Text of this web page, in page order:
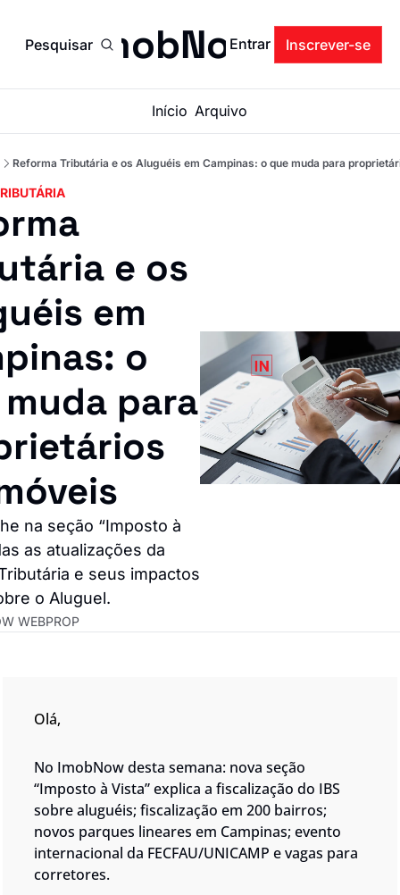
PesquisarImobNow
Entrar Inscrever-se
Início Arquivo
Reforma Tributária e os Aluguéis em Campinas: o que muda para
e os
em
o
para
na seção “Imposto à
as atualizações da
e seus impactos
o Aluguel.
WEBPROP
Olá,
“Imposto à Vista” explica a fiscalização do IBS
sobre aluguéis; fiscalização em 200 bairros;
novos parques lineares em Campinas; evento
internacional da FECFAU/UNICAMP e vagas para
corretores.